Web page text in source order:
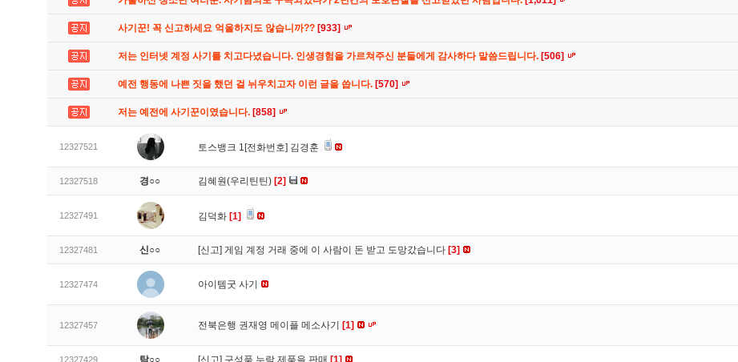
사기꾼! 꼭 신고하세요 억울하지도 않습니까?? [933]
저는 인터넷 계정 사기를 치고다녔습니다. 인생경험을 가르쳐주신 분들에게 감사하다 말씀드립니다. [506]
예전 행동에 나쁜 짓을 했던 걸 뉘우치고자 이런 글을 씁니다. [570]
저는 예전에 사기꾼이였습니다. [858]
12327521 토스뱅크 1[전화번호] 김경훈
12327518 경○○ 김혜원(우리틴틴) [2]
12327491 김덕화 [1]
12327481 신○○ [신고] 게임 계정 거래 중에 이 사람이 돈 받고 도망갔습니다 [3]
12327474 아이템굿 사기
12327457 전북은행 권재영 메이플 메소사기 [1]
12327429 탁○○ [신고] 구성품 누락 제품을 판매 [1]